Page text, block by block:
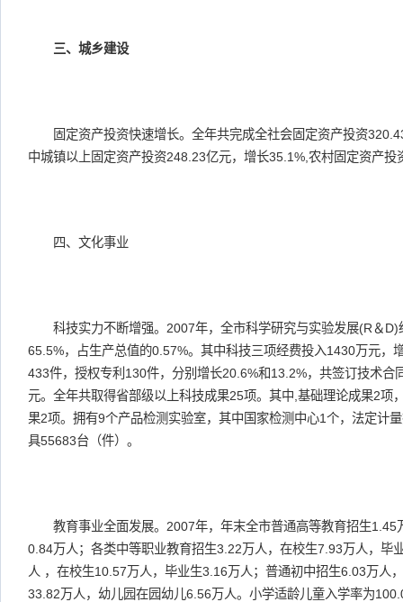
三、城乡建设
固定资产投资快速增长。全年共完成全社会固定资产投资
中城镇以上固定资产投资248.23亿元，增长35.1%,农村固定资产
四、文化事业
科技实力不断增强。2007年，全市科学研究与实验发展(R＆D)
65.5%，占生产总值的0.57%。其中科技三项经费投入1430万元，
433件，授权专利130件，分别增长20.6%和13.2%，共签订技术合
元。全年共取得省部级以上科技成果25项。其中,基础理论成果2项
果2项。拥有9个产品检测实验室，其中国家检测中心1个，法定计
具55683台（件）。
教育事业全面发展。2007年，年末全市普通高等教育招生1.45
0.84万人；各类中等职业教育招生3.22万人，在校生7.93万人，毕
人 ，在校生10.57万人，毕业生3.16万人；普通初中招生6.03万人
33.82万人，幼儿园在园幼儿6.56万人。小学适龄儿童入学率为